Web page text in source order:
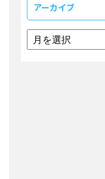
アーカイブ